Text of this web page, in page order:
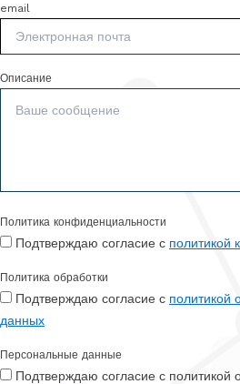
email
Описание
Политика конфиденциальности
Подтверждаю согласие с политикой
Политика обработки
Подтверждаю согласие с политикой
данных
Персональные данные
Подтверждаю согласие с политикой